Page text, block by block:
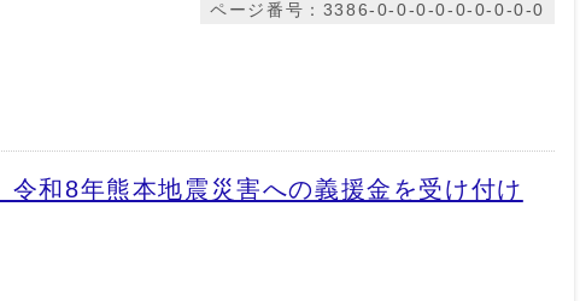
ページ番号：3386-0-0-0-0-0-0-0-0-0
和8年熊本地震災害への義援金を受け付け